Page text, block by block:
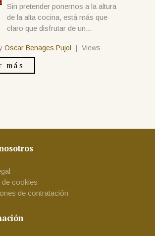
Sin pretender ponernos a la altura
de la alta cocina, está más que
claro que disfrutar de un...
Oscar Benages Pujol Views
más
cookies
de contratación